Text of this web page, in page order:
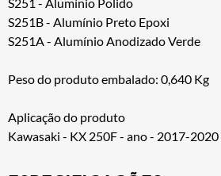
S251B - Alumínio Preto Epoxi
S251A - Alumínio Anodizado Verde
Peso do produto embalado: 0,640 Kg
Aplicação do produto
Kawasaki - KX 250F - ano - 2017-2020